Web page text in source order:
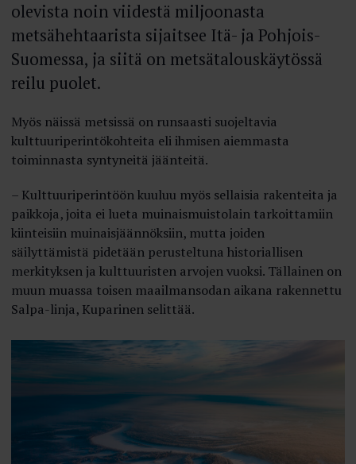
olevista noin viidestä miljoonasta
metsähehtaarista sijaitsee Itä- ja Pohjois-
Suomessa, ja siitä on metsätalouskäytössä
reilu puolet.
Myös näissä metsissä on runsaasti suojeltavia
kulttuuriperintökohteita eli ihmisen aiemmasta
toiminnasta syntyneitä jäänteitä.
– Kulttuuriperintöön kuuluu myös sellaisia rakenteita ja
paikkoja, joita ei lueta muinaismuistolain tarkoittamiin
kiinteisiin muinaisjäännöksiin, mutta joiden
säilyttämistä pidetään perusteltuna historiallisen
merkityksen ja kulttuuristen arvojen vuoksi. Tällainen on
muun muassa toisen maailmansodan aikana rakennettu
Salpa-linja, Kuparinen selittää.